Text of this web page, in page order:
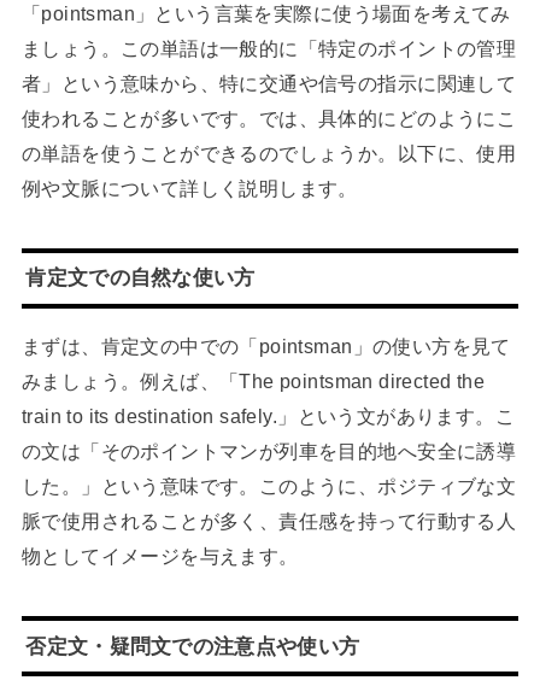
「pointsman」という言葉を実際に使う場面を考えてみ
ましょう。この単語は一般的に「特定のポイントの管理
者」という意味から、特に交通や信号の指示に関連して
使われることが多いです。では、具体的にどのようにこ
の単語を使うことができるのでしょうか。以下に、使用
例や文脈について詳しく説明します。
肯定文での自然な使い方
まずは、肯定文の中での「pointsman」の使い方を見て
みましょう。例えば、「The pointsman directed the
train to its destination safely.」という文があります。こ
の文は「そのポイントマンが列車を目的地へ安全に誘導
した。」という意味です。このように、ポジティブな文
脈で使用されることが多く、責任感を持って行動する人
物としてイメージを与えます。
否定文・疑問文での注意点や使い方